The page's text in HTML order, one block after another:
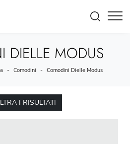
DIELLE MODUS
- Comodini - Comodini Dielle Modus
I RISULTATI